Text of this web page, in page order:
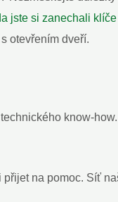
jste si zanechali
otevřením dveří.
know-
‍na pomoc. ⁤Síť